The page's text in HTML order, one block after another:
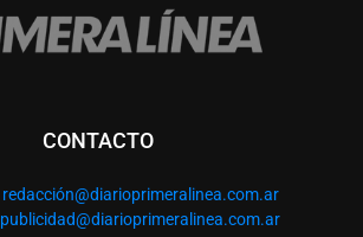
CONTACTO
redacción@diarioprimeralinea.com.ar
publicidad@diarioprimeralinea.com.ar